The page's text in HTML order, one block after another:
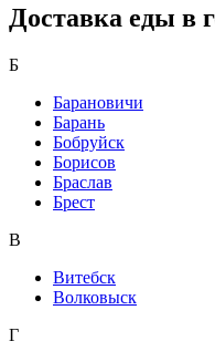
Доставка еды в
Б
Барановичи
Барань
Бобруйск
Борисов
Браслав
Брест
В
Витебск
Волковыск
Г